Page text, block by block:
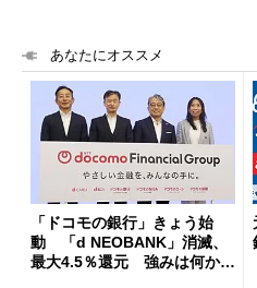
あなたにオススメ
「ドコモの銀行」きょう始
動 「d NEOBANK」消滅、
最大4.5％還元 強みは何か解